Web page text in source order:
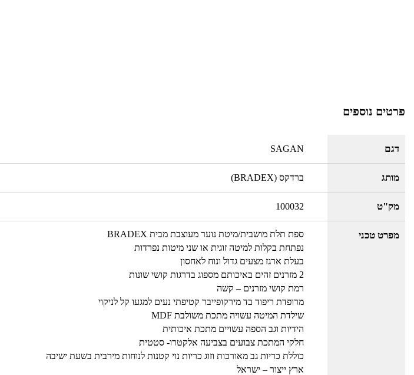
פרטים נוספים
דגם SAGAN
מותג ברדקס (BRADEX)
מק"ט 100032
מפרט טכני
ספת תלת מושבית/מיטת נוער מעוצבת מבית BRADEX
נפתחת בקלות למיטה זוגית או שני מיטות נפרדות
בעלת ארגז מצעים גדול ונוח לאחסון
2 מזרנים זהים באיכותם מספוג בדרגות קושי שונות
רמת קושי מזרנים – קשה
מרופדת ריפוד בד מירקופייבר קטיפתי נעים למגעו קל לניקוי
שילדת המיטה עשויה מתכת משולבת MDF
הידיות וגב הספה עשויים מתכת איכותית
חלקי המתכת צבועים בצביעה אלקטרו- סטטית
כוללת כריות גב מאורכות וזוג כריות נוי קטנות לנוחות מירבית בשעת ישיבה
ארץ ייצור – ישראל